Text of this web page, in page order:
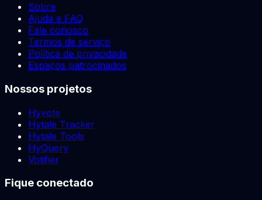
Sobre
Ajuda e FAQ
Fale conosco
Termos de serviço
Política de privacidade
Espaços patrocinados
Nossos projetos
Hyvote
Hytale Tracker
Hytale Tools
HyQuery
Votifier
Fique conectado